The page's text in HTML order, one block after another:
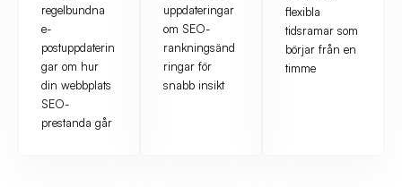
regelbundna
e-
postuppdaterin
gar om hur
din webbplats
SEO-
prestanda går
uppdateringar
om SEO-
rankningsänd
ringar för
snabb insikt
flexibla
tidsramar som
börjar från en
timme